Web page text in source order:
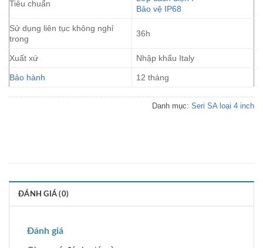
Tiêu chuẩn
Bảo vệ IP68
Sử dụng liên tục không nghỉ
trong
36h
Xuất xứ Nhập khẩu Italy
Bảo hành 12 tháng
Danh mục: Seri SA loại 4 inch
ĐÁNH GIÁ (0)
Đánh giá